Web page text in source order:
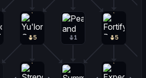
5 5
1